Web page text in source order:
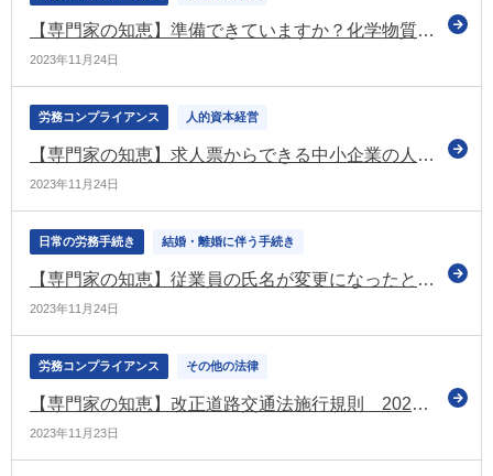
【専門家の知恵】準備できていますか？化学物質の自律的管理
2023年11月24日
労務コンプライアンス 人的資本経営
【専門家の知恵】求人票からできる中小企業の人的資本開示のポイント
2023年11月24日
日常の労務手続き 結婚・離婚に伴う手続き
【専門家の知恵】従業員の氏名が変更になったときの企業の対応を確認しよう
2023年11月24日
労務コンプライアンス その他の法律
【専門家の知恵】改正道路交通法施行規則 2023年12月から 「アルコール検知器の使用義務化」が追加に。負担増への４つの工夫
2023年11月23日